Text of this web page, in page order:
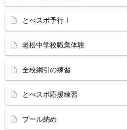
とべスポ予行Ⅰ
老松中学校職業体験
全校綱引の練習
とべスポ応援練習
プール納め